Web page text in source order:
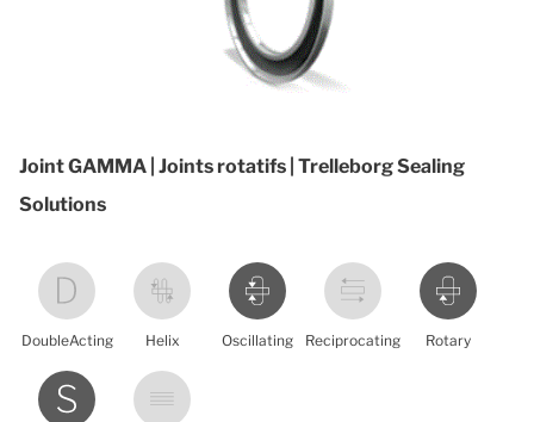
Joint GAMMA | Joints rotatifs | Trelleborg Sealing
Solutions
DoubleActing Helix Oscillating Reciprocating Rotary